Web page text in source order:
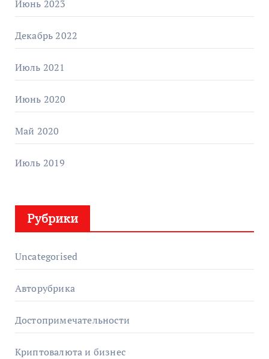
Июнь 2023
Декабрь 2022
Июль 2021
Июнь 2020
Май 2020
Июль 2019
Рубрики
Uncategorised
Авторубрика
Достопримечательности
Криптовалюта и бизнес